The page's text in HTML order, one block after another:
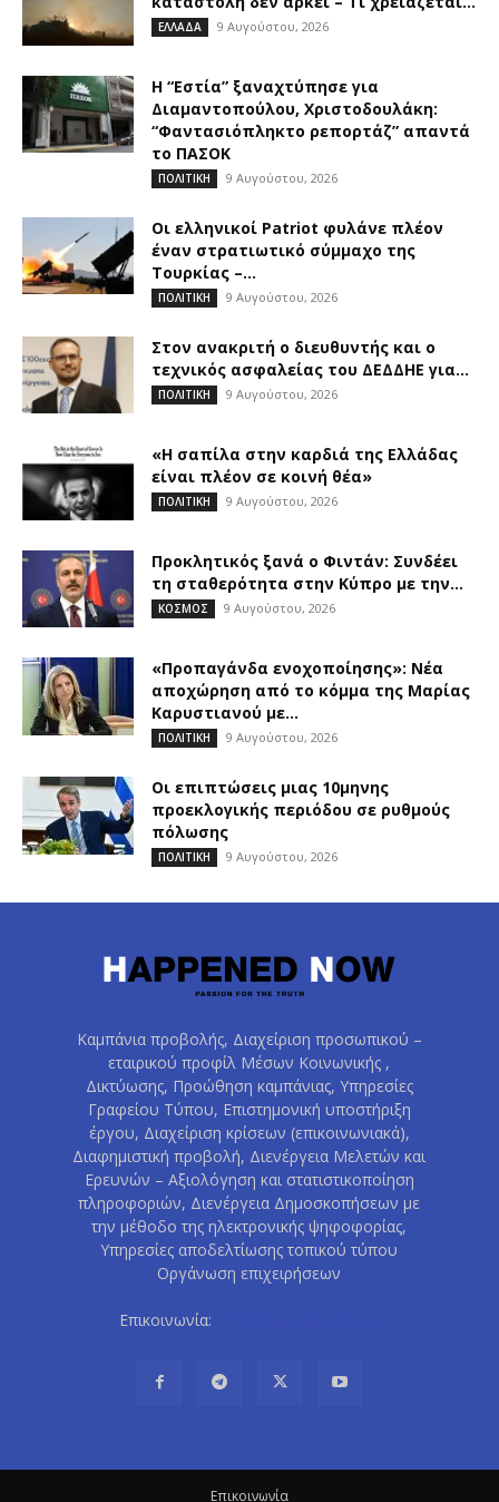
ΕΛΛΑΔΑ 9 Αυγούστου, 2026
Η “Εστία” ξαναχτύπησε για
Διαμαντοπούλου, Χριστοδουλάκη:
“Φαντασιόπληκτο ρεπορτάζ” απαντά
το ΠΑΣΟΚ
ΠΟΛΙΤΙΚΗ 9 Αυγούστου, 2026
Οι ελληνικοί Patriot φυλάνε πλέον
έναν στρατιωτικό σύμμαχο της
Τουρκίας –...
ΠΟΛΙΤΙΚΗ 9 Αυγούστου, 2026
Στον ανακριτή ο διευθυντής και ο
τεχνικός ασφαλείας του ΔΕΔΔΗΕ για...
ΠΟΛΙΤΙΚΗ 9 Αυγούστου, 2026
«Η σαπίλα στην καρδιά της Ελλάδας
είναι πλέον σε κοινή θέα»
ΠΟΛΙΤΙΚΗ 9 Αυγούστου, 2026
Προκλητικός ξανά ο Φιντάν: Συνδέει
τη σταθερότητα στην Κύπρο με την...
ΚΟΣΜΟΣ 9 Αυγούστου, 2026
«Προπαγάνδα ενοχοποίησης»: Νέα
αποχώρηση από το κόμμα της Μαρίας
Καρυστιανού με...
ΠΟΛΙΤΙΚΗ 9 Αυγούστου, 2026
Οι επιπτώσεις μιας 10μηνης
προεκλογικής περιόδου σε ρυθμούς
πόλωσης
ΠΟΛΙΤΙΚΗ 9 Αυγούστου, 2026
Καμπάνια προβολής, Διαχείριση προσωπικού –
εταιρικού προφίλ Μέσων Κοινωνικής ,
Δικτύωσης, Προώθηση καμπάνιας, Υπηρεσίες
Γραφείου Τύπου, Επιστημονική υποστήριξη
έργου, Διαχείριση κρίσεων (επικοινωνιακά),
Διαφημιστική προβολή, Διενέργεια Μελετών και
Ερευνών – Αξιολόγηση και στατιστικοποίηση
πληροφοριών, Διενέργεια Δημοσκοπήσεων με
την μέθοδο της ηλεκτρονικής ψηφοφορίας,
Υπηρεσίες αποδελτίωσης τοπικού τύπου
Οργάνωση επιχειρήσεων
Επικοινωνία:
Eπικοινωνία